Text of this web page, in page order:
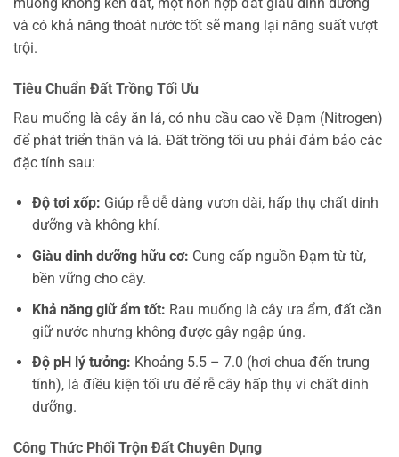
và có khả năng thoát nước tốt sẽ mang lại năng suất vượt
trội.
Tiêu Chuẩn Đất Trồng Tối Ưu
Rau muống là cây ăn lá, có nhu cầu cao về Đạm (Nitrogen)
để phát triển thân và lá. Đất trồng tối ưu phải đảm bảo các
đặc tính sau:
Độ tơi xốp: Giúp rễ dễ dàng vươn dài, hấp thụ chất dinh
dưỡng và không khí.
Giàu dinh dưỡng hữu cơ: Cung cấp nguồn Đạm từ từ,
bền vững cho cây.
Khả năng giữ ẩm tốt: Rau muống là cây ưa ẩm, đất cần
giữ nước nhưng không được gây ngập úng.
Độ pH lý tưởng: Khoảng 5.5 – 7.0 (hơi chua đến trung
tính), là điều kiện tối ưu để rễ cây hấp thụ vi chất dinh
dưỡng.
Công Thức Phối Trộn Đất Chuyên Dụng